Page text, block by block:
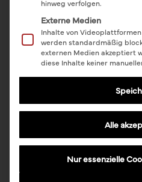
In derAlten Wollkämmerei
Charme, moderne
Gestaltungsfreiheit
den perfekten Rahmen
Firmenfeier. Ob
oder Teamevent: Unsere
Leipzig bietet Ihnen auf
Begegnung,
Unternehmen.
hinweg verfolgen.
Externe Medien
Inhalte von
werden standardmäßig
externen Medien akzeptiert
diese Inhalte keiner
Alle
Nur essenzielle